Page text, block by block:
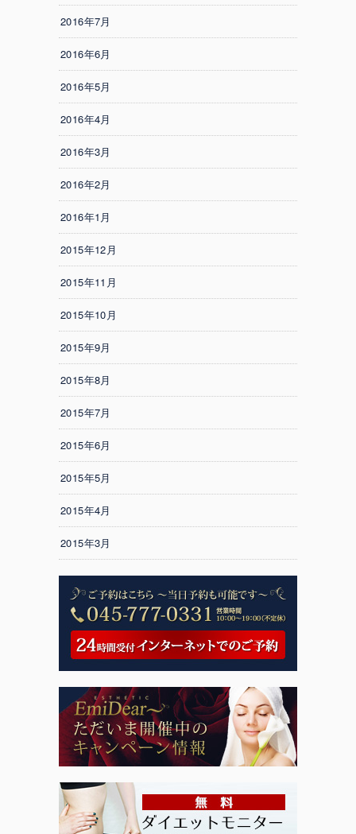
2016年7月
2016年6月
2016年5月
2016年4月
2016年3月
2016年2月
2016年1月
2015年12月
2015年11月
2015年10月
2015年9月
2015年8月
2015年7月
2015年6月
2015年5月
2015年4月
2015年3月